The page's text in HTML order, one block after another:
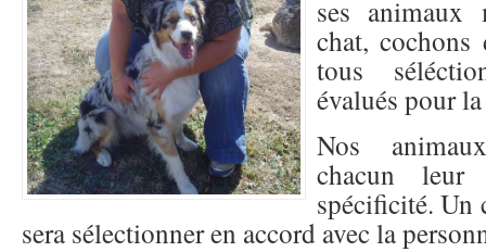
ses animaux
chat, cochons
tous
évalués pour
Nos
chacun leur
spécificité. Un
sera sélectionner en accord avec la